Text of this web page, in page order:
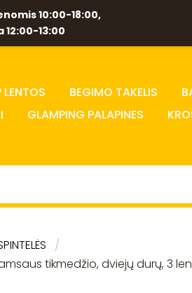
10:00-18:00,
13:00
LENTOS BEGIMO TAKELIS
GLAMPING PALAPINES
tikmedžio, dviejų durų, 3